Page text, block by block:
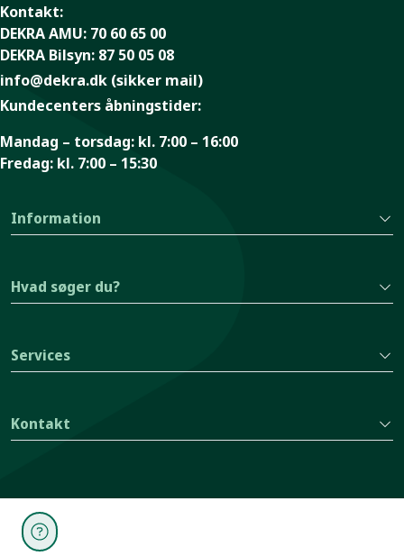
Kontakt:
DEKRA AMU: 70 60 65 00
DEKRA Bilsyn: 87 50 05 08
info@dekra.dk (sikker mail)
Kundecenters åbningstider:
Mandag – torsdag: kl. 7:00 – 16:00
Fredag: kl. 7:00 – 15:30
Information
Hvad søger du?
Services
Kontakt